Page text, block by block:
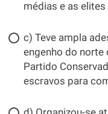
médias e as
c) Teve ampla
engenho do norte
Partido
escravos para